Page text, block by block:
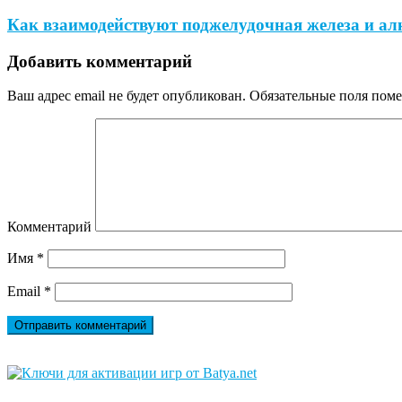
Как взаимодействуют поджелудочная железа и
Добавить комментарий
Ваш адрес email не будет опубликован. Обязательные поля
Комментарий
Имя *
Email *